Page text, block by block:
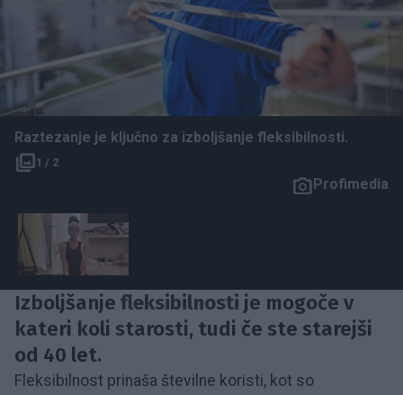
Raztezanje je ključno za izboljšanje fleksibilnosti.
1 / 2
Profimedia
Izboljšanje fleksibilnosti je mogoče v
kateri koli starosti, tudi če ste starejši
od 40 let.
Fleksibilnost prinaša številne koristi, kot so